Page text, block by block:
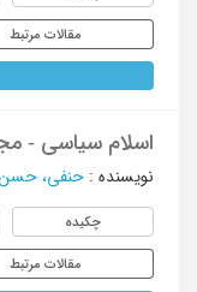
مقالات مرتبط
اسلام سیاسی -
نویسنده : حنفی،
چکیده
مقالات مرتبط